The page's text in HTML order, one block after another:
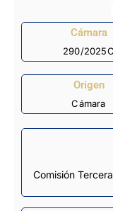
Cámara
290/2025C
Origen
Cámara
Comisión